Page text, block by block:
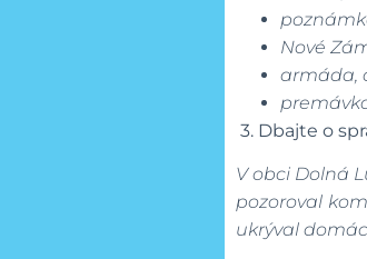
Nové
armáda,
3. Dbajte o
V obci Dolná
pozoroval
ukrýval